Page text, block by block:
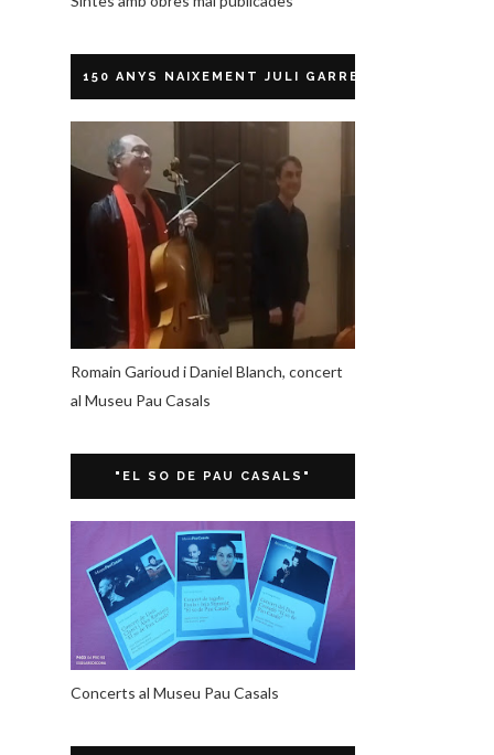
150 ANYS NAIXEMENT JULI GARRETA
Romain Garioud i Daniel Blanch, concert
al Museu Pau Casals
"EL SO DE PAU CASALS"
Concerts al Museu Pau Casals